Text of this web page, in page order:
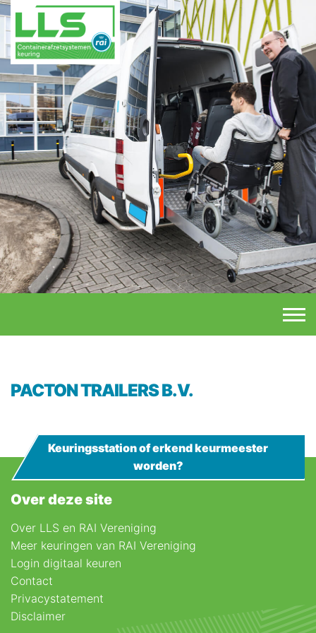
PACTON TRAILERS B.V.
Over deze site
Over LLS en RAI Vereniging
Meer keuringen van RAI Vereniging
Login digitaal keuren
Contact
Privacystatement
Disclaimer
Keuringsstation of erkend keurmeester
worden?